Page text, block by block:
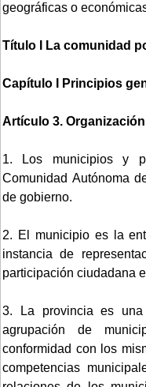
geográficas o
Título I La comunidad
Capítulo I Principios
Artículo 3.
1. Los municipios y
Comunidad Autónoma
de gobierno.
2. El municipio es la
instancia de
participación ciudadana
3. La provincia es
agrupación de
conformidad con los
competencias